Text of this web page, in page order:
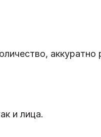
аккуратно
и лица.